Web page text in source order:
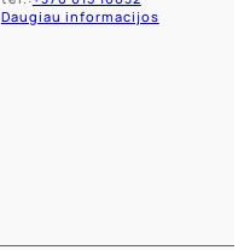
Daugiau informacijos